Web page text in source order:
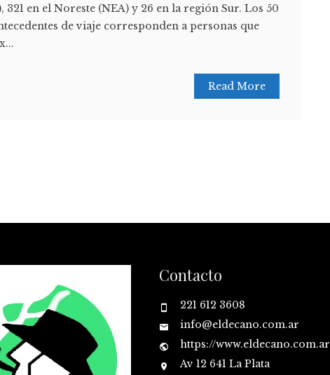
en el Noreste (NEA) y 26 en la región Sur. Los 50
de viaje corresponden a personas que
Read More
Contacto
221 612 3608
info@eldecano.com.ar
https://www.eldecano.com.ar
Av 12 641 La Plata